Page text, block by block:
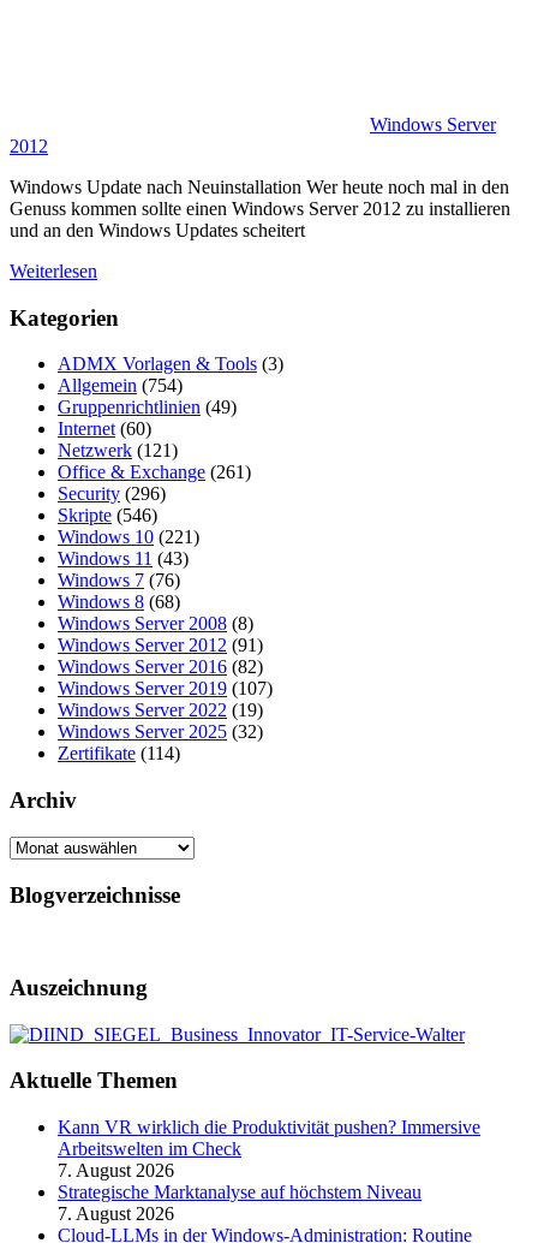
Windows Server
2012
Windows Update nach Neuinstallation Wer heute noch mal in den
Genuss kommen sollte einen Windows Server 2012 zu installieren
und an den Windows Updates scheitert
Weiterlesen
Kategorien
ADMX Vorlagen & Tools (3)
Allgemein (754)
Gruppenrichtlinien (49)
Internet(60)
Netzwerk (121)
Office & Exchange (261)
Security (296)
Skripte (546)
Windows 10 (221)
Windows 11 (43)
Windows 7 (76)
Windows 8 (68)
Windows Server 2008 (8)
Windows Server 2012 (91)
Windows Server 2016 (82)
Windows Server 2019 (107)
Windows Server 2022 (19)
Windows Server 2025 (32)
Zertifikate (114)
Archiv
Archiv
Blogverzeichnisse
Auszeichnung
Aktuelle Themen
Kann VR wirklich die Produktivität pushen? Immersive
Arbeitswelten im Check
7. August 2026
Strategische Marktanalyse auf höchstem Niveau
7. August 2026
Cloud-LLMs in der Windows-Administration: Routine